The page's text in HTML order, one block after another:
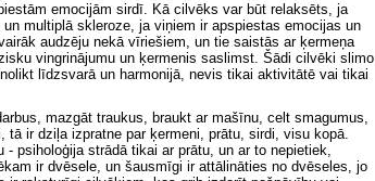
emocijām sirdī. Kā cilvēks var būt relaksēts, ja
multiplā skleroze, ja viņiem ir apspiestas emocijas un
audzēju nekā vīriešiem, un tie saistās ar ķermeņa
vingrinājumu un ķermenis saslimst. Šādi cilvēki slimo
līdzsvarā un harmonijā, nevis tikai aktivitātē vai tikai
mazgāt traukus, braukt ar mašīnu, celt smagumus,
ir dziļa izpratne par ķermeni, prātu, sirdi, visu kopā.
psiholoģija strādā tikai ar prātu, un ar to nepietiek,
ir dvēsele, un šausmīgi ir attālināties no dvēseles, jo